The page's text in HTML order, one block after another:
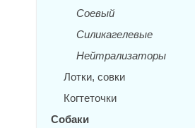
Соевый
Силикагелевые
Нейтрализаторы
Лотки, совки
Когтеточки
Собаки